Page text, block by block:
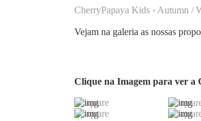
CherryPapaya Kids › Autumn /
Vejam na galeria as nossas
Clique na Imagem para ver a